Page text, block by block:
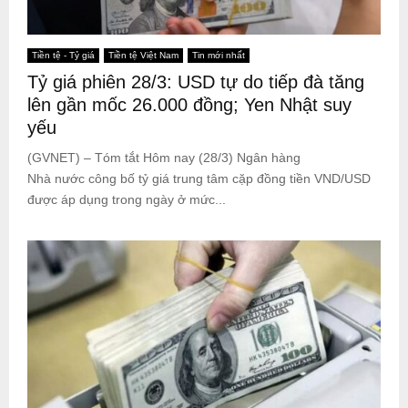
Tiền tệ - Tỷ giá Tiền tệ Việt Nam Tin mới nhất
Tỷ giá phiên 28/3: USD tự do tiếp đà tăng
lên gần mốc 26.000 đồng; Yen Nhật suy
yếu
(GVNET) – Tóm tắt Hôm nay (28/3) Ngân hàng
Nhà nước công bố tỷ giá trung tâm cặp đồng tiền VND/USD
được áp dụng trong ngày ở mức...